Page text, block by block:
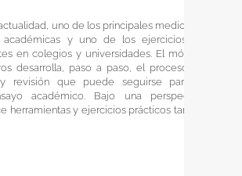
uno de los principales medios de
y uno de los ejercicios de
en colegios y universidades. El módulo
desarrolla, paso a paso, el proceso de
revisión que puede seguirse para la
académico. Bajo una perspectiva
herramientas y ejercicios prácticos tanto a